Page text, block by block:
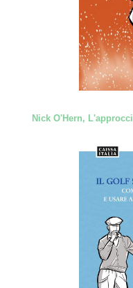
Nick O'Hern,